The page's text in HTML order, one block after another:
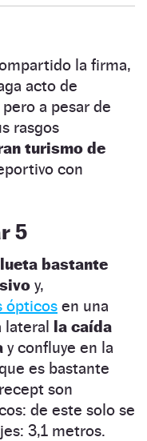
la firma,
acto de
a pesar de
rasgos
turismo de
con
5
bastante
y,
ópticos en una
lateral la caída
y confluye en la
es bastante
son
de este solo se
3,1 metros.